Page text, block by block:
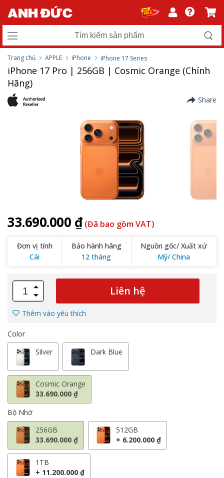
Trang chủ APPLE iPhone iPhone 17 Series
iPhone 17 Pro | 256GB | Cosmic Orange (Chính
Hãng)
Share
33.690.000 ₫ (Đã bao gồm VAT)
Đơn vị tính
Cái
Bảo hành hãng
12 tháng
Nguồn gốc/ Xuất xứ
Mỹ/ China
Liên hệ
Thêm vào yêu thích
Color
Silver
Dark Blue
Cosmic Orange
33.690.000 ₫
Bộ Nhớ
256GB
33.690.000 ₫
512GB
+ 6.200.000 ₫
1TB
+ 11.200.000 ₫